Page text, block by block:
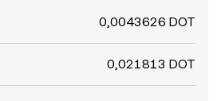
0,0043626 DOT
0,021813 DOT